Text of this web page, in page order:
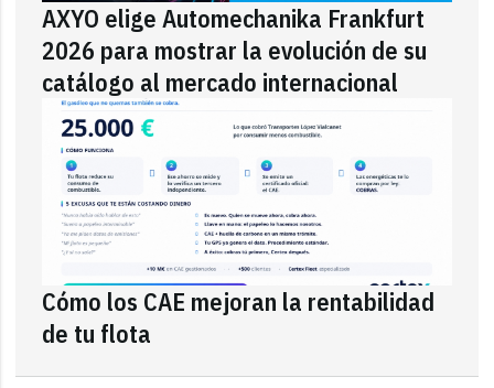
AXYO elige Automechanika Frankfurt
2026 para mostrar la evolución de su
catálogo al mercado internacional
Cómo los CAE mejoran la rentabilidad
de tu flota